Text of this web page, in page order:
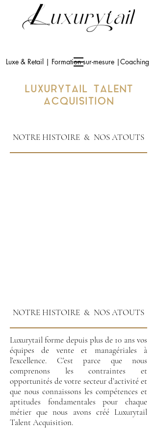
Luxe & Retail | Formation sur-mesure |Coaching
LUXURYTAIL TALENT
ACQUISITION
NOTRE HISTOIRE & NOS ATOUTS
NOTRE HISTOIRE & NOS ATOUTS
Luxurytail forme depuis plus de 10 ans vos
équipes de vente et managériales à
l’excellence. C’est parce que nous
comprenons les contraintes et
opportunités de votre secteur d’activité et
que nous connaissons les compétences et
aptitudes fondamentales pour chaque
métier que nous avons créé Luxurytail
Talent Acquisition.